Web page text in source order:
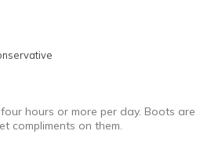
hours or more per day. Boots are
compliments on them.